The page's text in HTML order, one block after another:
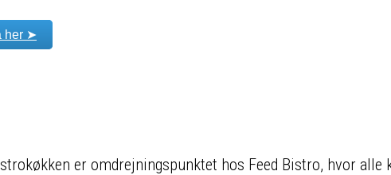
her ➤
er omdrejningspunktet hos Feed Bistro, hvor alle